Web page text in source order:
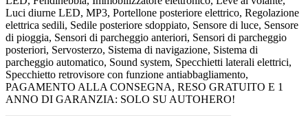
Luci diurne LED, MP3, Portellone posteriore elettrico, Regolazione
elettrica sedili, Sedile posteriore sdoppiato, Sensore di luce, Sensore
di pioggia, Sensori di parcheggio anteriori, Sensori di parcheggio
posteriori, Servosterzo, Sistema di navigazione, Sistema di
parcheggio automatico, Sound system, Specchietti laterali elettrici,
Specchietto retrovisore con funzione antiabbagliamento,
PAGAMENTO ALLA CONSEGNA, RESO GRATUITO E 1
ANNO DI GARANZIA: SOLO SU AUTOHERO!